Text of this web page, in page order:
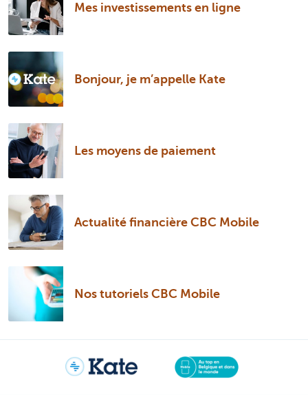
Mes investissements en ligne
Bonjour, je m’appelle Kate
Les moyens de paiement
Actualité financière CBC Mobile
Nos tutoriels CBC Mobile